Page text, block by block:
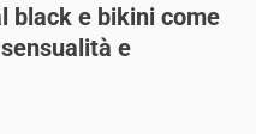
black e bikini come
e